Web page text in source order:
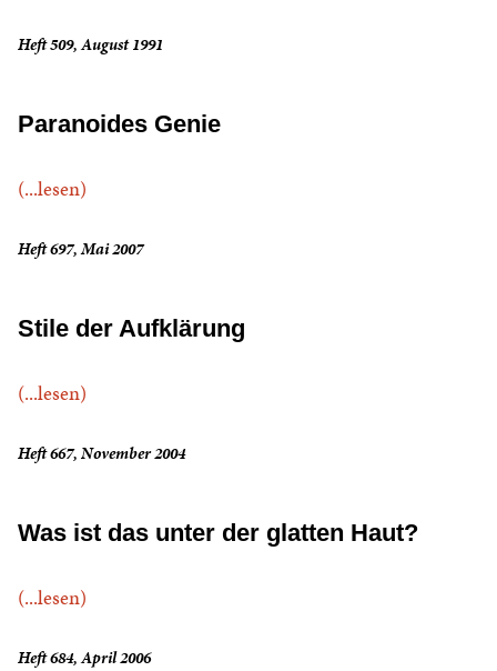
Heft 509, August 1991
Paranoides Genie
(...lesen)
Heft 697, Mai 2007
Stile der Aufklärung
(...lesen)
Heft 667, November 2004
Was ist das unter der glatten Haut?
(...lesen)
Heft 684, April 2006